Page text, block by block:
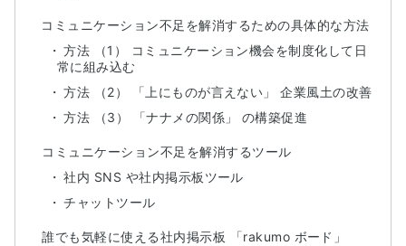
コミュニケーション不足を解消するための具体的な方法
方法 （1） コミュニケーション機会を制度化して日
常に組み込む
方法 （2） 「上にものが言えない」 企業風土の改善
方法 （3） 「ナナメの関係」 の構築促進
コミュニケーション不足を解消するツール
社内 SNS や社内掲示板ツール
チャットツール
誰でも気軽に使える社内掲示板 「rakumo ボード」